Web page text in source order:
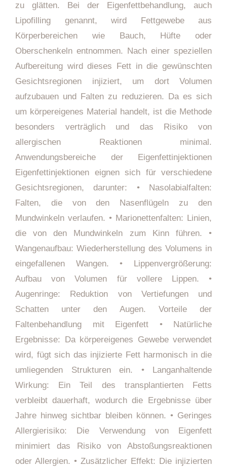
zu glätten. Bei der Eigenfettbehandlung, auch
Lipofilling genannt, wird Fettgewebe aus
Körperbereichen wie Bauch, Hüfte oder
Oberschenkeln entnommen. Nach einer speziellen
Aufbereitung wird dieses Fett in die gewünschten
Gesichtsregionen injiziert, um dort Volumen
aufzubauen und Falten zu reduzieren. Da es sich
um körpereigenes Material handelt, ist die Methode
besonders verträglich und das Risiko von
allergischen Reaktionen minimal.
Anwendungsbereiche der Eigenfettinjektionen
Eigenfettinjektionen eignen sich für verschiedene
Gesichtsregionen, darunter: • Nasolabialfalten:
Falten, die von den Nasenflügeln zu den
Mundwinkeln verlaufen. • Marionettenfalten: Linien,
die von den Mundwinkeln zum Kinn führen. •
Wangenaufbau: Wiederherstellung des Volumens in
eingefallenen Wangen. • Lippenvergrößerung:
Aufbau von Volumen für vollere Lippen. •
Augenringe: Reduktion von Vertiefungen und
Schatten unter den Augen. Vorteile der
Faltenbehandlung mit Eigenfett • Natürliche
Ergebnisse: Da körpereigenes Gewebe verwendet
wird, fügt sich das injizierte Fett harmonisch in die
umliegenden Strukturen ein. • Langanhaltende
Wirkung: Ein Teil des transplantierten Fetts
verbleibt dauerhaft, wodurch die Ergebnisse über
Jahre hinweg sichtbar bleiben können. • Geringes
Allergierisiko: Die Verwendung von Eigenfett
minimiert das Risiko von Abstoßungsreaktionen
oder Allergien. • Zusätzlicher Effekt: Die injizierten